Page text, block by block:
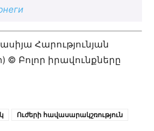
Հարությունյան
© Բոլոր իրավունքները
Ուժերի հավասարակշռություն